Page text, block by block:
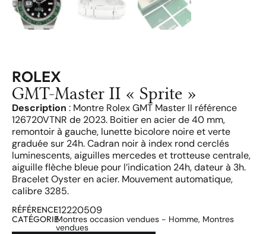
ROLEX
GMT-Master II « Sprite »
Description : Montre Rolex GMT Master II référence
126720VTNR de 2023. Boitier en acier de 40 mm,
remontoir à gauche, lunette bicolore noire et verte
graduée sur 24h. Cadran noir à index rond cerclés
luminescents, aiguilles mercedes et trotteuse centrale,
aiguille flèche bleue pour l’indication 24h, dateur à 3h.
Bracelet Oyster en acier. Mouvement automatique,
calibre 3285.
RÉFÉRENCE12220509
CATÉGORIEMontres occasion vendues - Homme, Montres
vendues